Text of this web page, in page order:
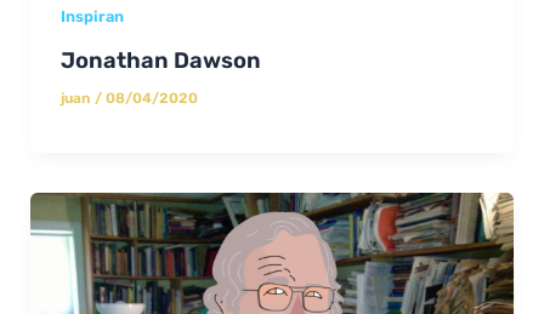
Inspiran
Jonathan Dawson
juan / 08/04/2020